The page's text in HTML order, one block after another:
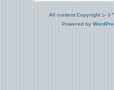
All content Copyright レト
Powered by